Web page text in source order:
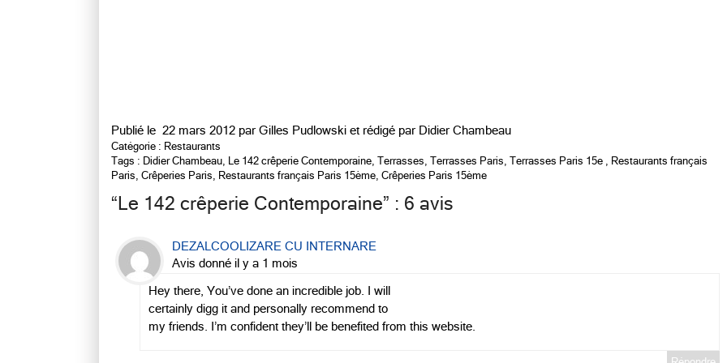
Publié le 22 mars 2012 par Gilles Pudlowski et rédigé par Didier Chambeau
Catégorie : Restaurants
Tags : Didier Chambeau Le 142 crêperie Contemporaine Terrasses Terrasses Paris Terrasses Paris 15e
Restaurants français
Paris Crêperies Paris Restaurants français Paris 15ème Crêperies Paris 15ème
“ Le 142 crêperie Contemporaine” : 6 avis
DEZALCOOLIZARE CU INTERNARE
Avis donné il y a 1 mois
Hey there, You’ve done an incredible job. I will
certainly digg it and personally recommend to
my friends. I’m confident they’ll be benefited from this website.